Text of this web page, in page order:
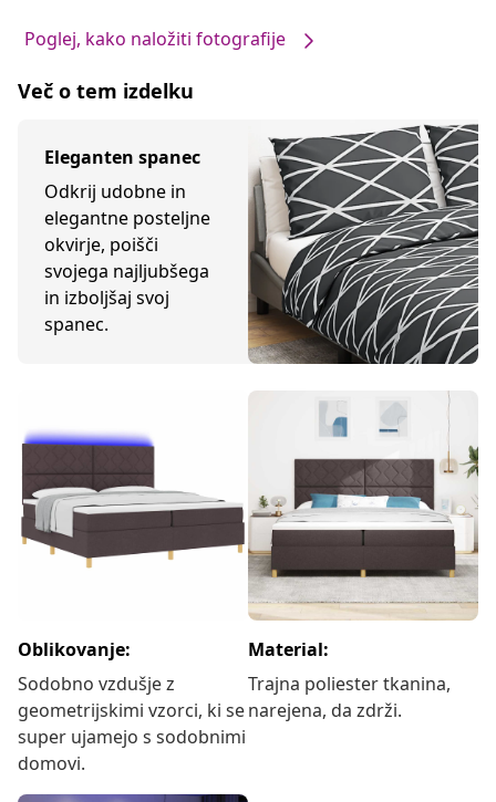
Poglej, kako naložiti fotografije
Več o tem izdelku
Eleganten spanec
Odkrij udobne in
elegantne posteljne
okvirje, poišči
svojega najljubšega
in izboljšaj svoj
spanec.
Oblikovanje:
Sodobno vzdušje z
geometrijskimi vzorci, ki se
super ujamejo s sodobnimi
domovi.
Material:
Trajna poliester tkanina,
narejena, da zdrži.